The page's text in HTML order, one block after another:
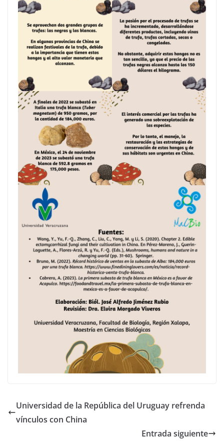
Universidad de la República del Uruguay refrenda
vínculos con China
Entrada siguiente